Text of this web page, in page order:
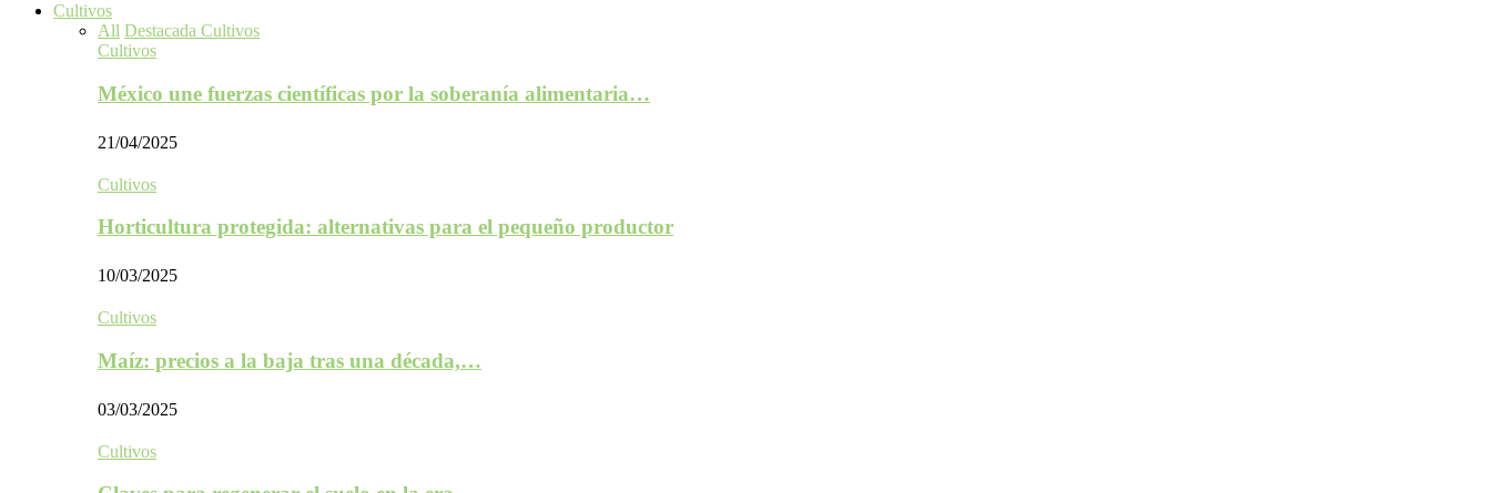
Cultivos
All Destacada Cultivos
Cultivos
México une fuerzas científicas por la soberanía alimentaria…
21/04/2025
Cultivos
Horticultura protegida: alternativas para el pequeño productor
10/03/2025
Cultivos
Maíz: precios a la baja tras una década,…
03/03/2025
Cultivos